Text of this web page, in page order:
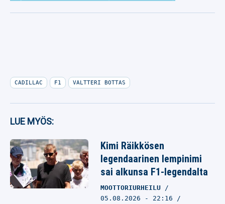
CADILLAC F1 VALTTERI BOTTAS
LUE MYÖS:
Kimi Räikkösen
legendaarinen lempinimi
sai alkunsa F1-legendalta
MOOTTORIURHEILU
05.08.2026 - 22:16